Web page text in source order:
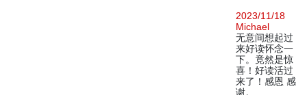
2023/11/18
Michael
无意间想起过
来好读怀念一
下。竟然是惊
喜！好读活过
来了！感恩 感
谢。